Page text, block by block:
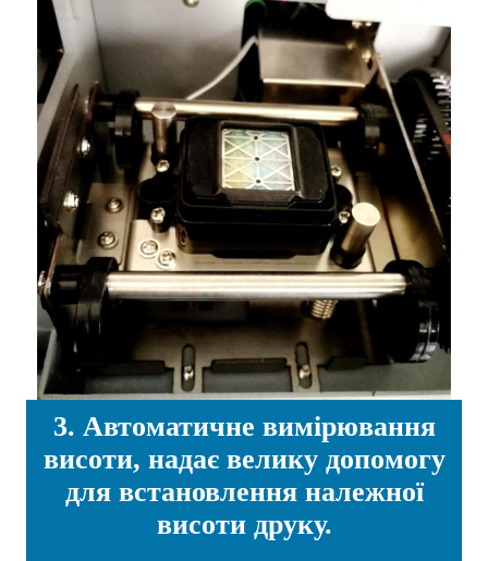
3. Автоматичне вимірювання
висоти, надає велику допомогу
для встановлення належної
висоти друку.